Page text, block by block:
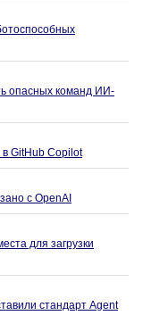
опасных команд ИИ-
GitHub Copilot
с OpenAI
для загрузки
стандарт Agent